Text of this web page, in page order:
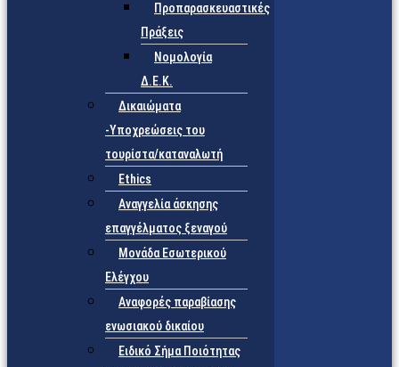
Προπαρασκευαστικές
Πράξεις
Νομολογία
Δ.Ε.Κ.
Δικαιώματα
-Υποχρεώσεις του
τουρίστα/καταναλωτή
Ethics
Αναγγελία άσκησης
επαγγέλματος ξεναγού
Μονάδα Εσωτερικού
Ελέγχου
Αναφορές παραβίασης
ενωσιακού δικαίου
Ειδικό Σήμα Ποιότητας